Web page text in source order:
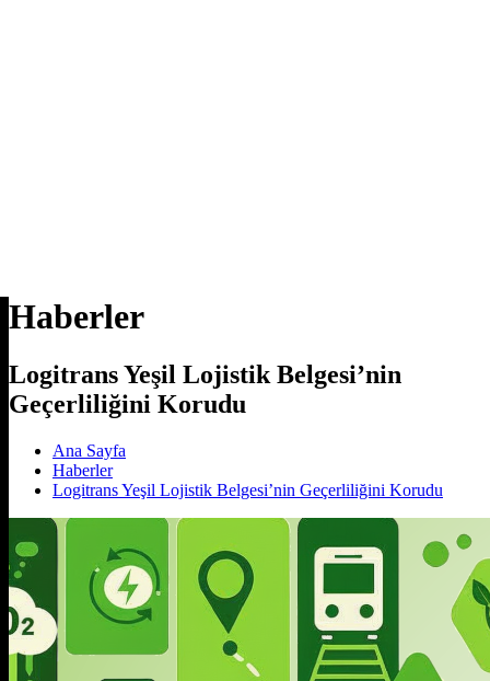
Haberler
Logitrans Yeşil Lojistik Belgesi’nin
Geçerliliğini Korudu
Ana Sayfa
Haberler
Logitrans Yeşil Lojistik Belgesi’nin Geçerliliğini Korudu